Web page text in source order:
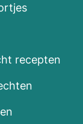
recepten